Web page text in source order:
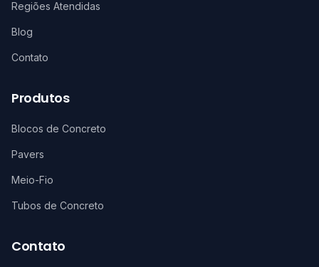
Regiões Atendidas
Blog
Contato
Produtos
Blocos de Concreto
Pavers
Meio-Fio
Tubos de Concreto
Contato